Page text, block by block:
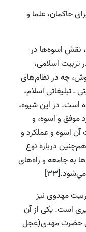
حاكمان، علما و
نقش اسوه‌ها در
اسلامى،
چه در نظام‌هاى
ـ تبليغاتى اسلام،
است. در اين شيوه،
موفق و اسوه، و
اسوه و عملكرد و
درباره نوع
به جامعه و راه‌هاى
مهدوى نيز
است. يكى از آن
حضرت مهدى(عجل